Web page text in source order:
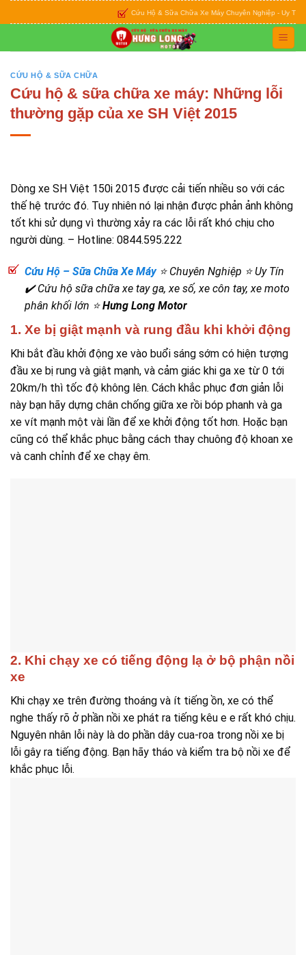
to
Cứu Hộ & Sữa Chữa Xe Máy Chuyên Nghiệp - Uy Tín - Ân
CỨU HỘ & SỮA CHỮA
Cứu hộ & sữa chữa xe máy: Những lỗi
thường gặp của xe SH Việt 2015
Dòng xe SH Việt 150i 2015 được cải tiến nhiều so với các
thế hệ trước đó. Tuy nhiên nó lại nhận được phản ảnh không
tốt khi sử dụng vì thường xảy ra các lỗi rất khó chịu cho
người dùng. – Hotline: 0844.595.222
Cứu Hộ – Sữa Chữa Xe Máy⭐ Chuyên Nghiệp ⭐ Uy Tín
✔️ Cứu hộ sữa chữa xe tay ga, xe số, xe côn tay, xe moto
phân khối lớn ⭐Hưng Long Motor
1. Xe bị giật mạnh và rung đầu khi khởi động
Khi bắt đầu khởi động xe vào buổi sáng sớm có hiện tượng
đầu xe bị rung và giật mạnh, và cảm giác khi ga xe từ 0 tới
20km/h thì tốc độ không lên. Cách khắc phục đơn giản lỗi
này bạn hãy dựng chân chống giữa xe rồi bóp phanh và ga
xe vít mạnh một vài lần để xe khởi động tốt hơn. Hoặc bạn
cũng có thể khắc phục bằng cách thay chuông độ khoan xe
và canh chỉnh để xe chạy êm.
2. Khi chạy xe có tiếng động lạ ở bộ phận nồi
xe
Khi chạy xe trên đường thoáng và ít tiếng ồn, xe có thể
nghe thấy rõ ở phần nồi xe phát ra tiếng kêu e e rất khó chịu.
Nguyên nhân lỗi này là do phần dây cua-roa trong nồi xe bị
lỗi gây ra tiếng động. Bạn hãy tháo và kiểm tra bộ nồi xe để
khắc phục lỗi.